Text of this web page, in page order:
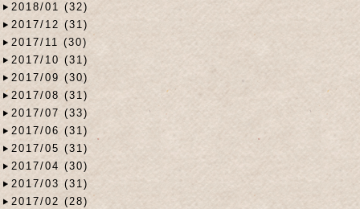
2018/01 (32)
2017/12 (31)
2017/11 (30)
2017/10 (31)
2017/09 (30)
2017/08 (31)
2017/07 (33)
2017/06 (31)
2017/05 (31)
2017/04 (30)
2017/03 (31)
2017/02 (28)